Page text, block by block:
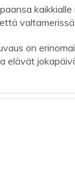
kaikkialle
valtamerissä.
on
elävät